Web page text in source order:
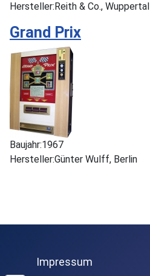
Hersteller:Reith & Co., Wuppertal
Grand Prix
Baujahr:1967
Hersteller:Günter Wulff, Berlin
Impressum